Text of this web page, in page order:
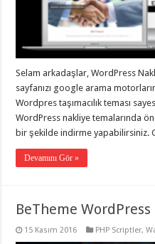
taşımacılık,
gaziantep
evden
taşımacılık,
gaziantep
evden
taşımacılık
gaziantep
evden
taşımacılık,
gaziantep
Selam arkadaşlar, WordPress
sayfanızı google arama
Wordpres taşımacılık teması
WordPress nakliye temalarında
bir şekilde indirme yapabilirsiniz.
Devamını Gör »
BeTheme
15 Kasım 2016 PHP Scriptler,